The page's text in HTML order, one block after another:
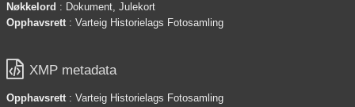
Nøkkelord : Dokument, Julekort
Opphavsrett: Varteig Historielags Fotosamling
 XMP metadata
Opphavsrett: Varteig Historielags Fotosamling